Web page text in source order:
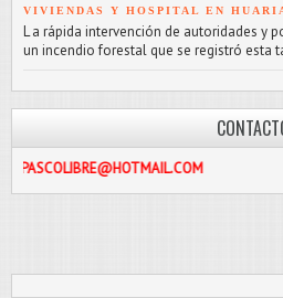
VIVIENDAS Y HOSPITAL EN
L a rápida intervención de autoridades y
un incendio forestal que se registró esta